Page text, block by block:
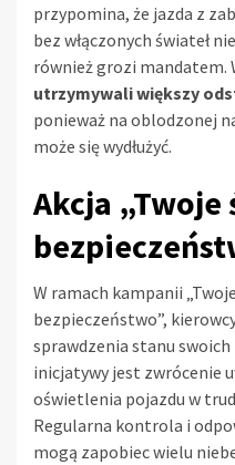
przypomina, że jazda z
bez włączonych świateł
również grozi mandatem.
utrzymywali większy
ponieważ na oblodzonej
może się wydłużyć.
Akcja „Twoje
W ramach kampanii
bezpieczeństwo”,
sprawdzenia stanu
inicjatywy jest zwrócenie
oświetlenia pojazdu w
Regularna kontrola i
mogą zapobiec wielu